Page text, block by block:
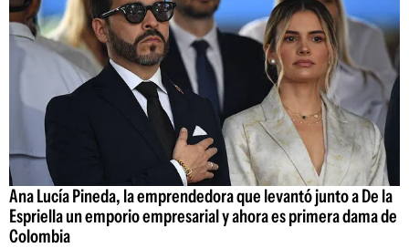
Ana Lucía Pineda, la emprendedora que levantó junto a De la
Espriella un emporio empresarial y ahora es primera dama de
Colombia